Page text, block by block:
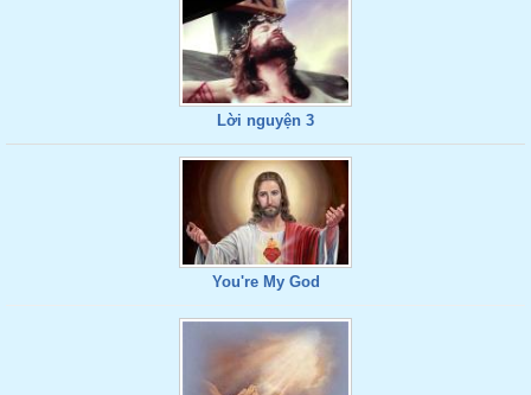
Lời nguyện 3
You're My God